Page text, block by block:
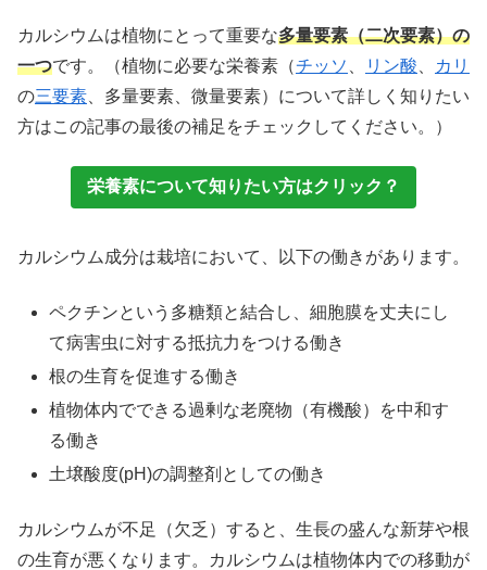
カルシウムは植物にとって重要な多量要素（二次要素）の
一つです。（植物に必要な栄養素（チッソ リン酸
カリ
の三要素 、多量要素、微量要素）について詳しく知りたい
方はこの記事の最後の補足をチェックしてください。）
栄養素について知りたい方はクリック？
カルシウム成分は栽培において、以下の働きがあります。
ペクチンという多糖類と結合し、細胞膜を丈夫にし
て病害虫に対する抵抗力をつける働き
根の生育を促進する働き
植物体内でできる過剰な老廃物（有機酸）を中和す
る働き
土壌酸度(pH)の調整剤としての働き
カルシウムが不足（欠乏）すると、生長の盛んな新芽や根
の生育が悪くなります。カルシウムは植物体内での移動が